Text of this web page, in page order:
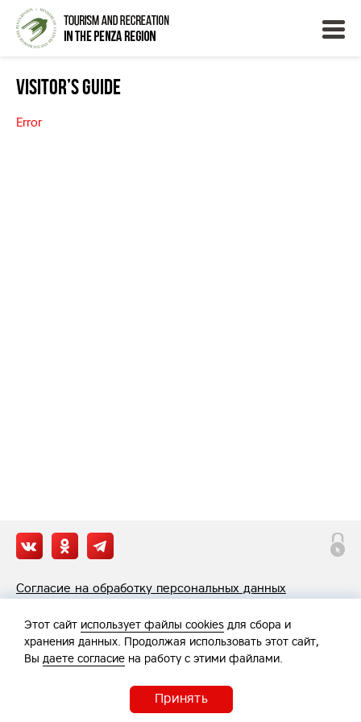
Visitor’s Guide
Error
Согласие на обработку персональных данных
Этот сайт использует файлы cookies для сбора и
хранения данных. Продолжая использовать этот сайт,
Вы даете согласие на работу с этими файлами.
Принять